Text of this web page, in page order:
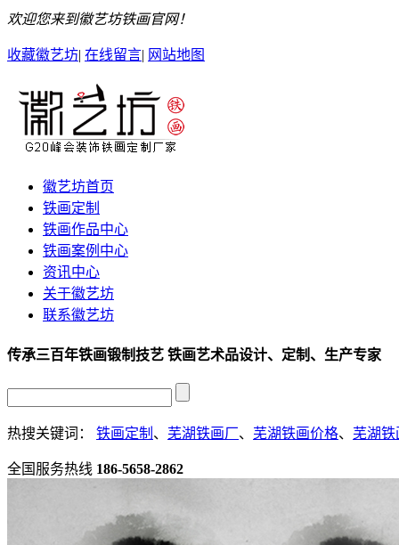
欢迎您来到徽艺坊铁画官网！
收藏徽艺坊| 在线留言| 网站地图
徽艺坊首页
铁画定制
铁画作品中心
铁画案例中心
资讯中心
关于徽艺坊
联系徽艺坊
传承三百年铁画锻制技艺 铁画艺术品设计、定制、生产专家
热搜关键词： 铁画定制 、 芜湖铁画厂、 芜湖铁画价格、 芜湖铁
全国服务热线 186-5658-2862